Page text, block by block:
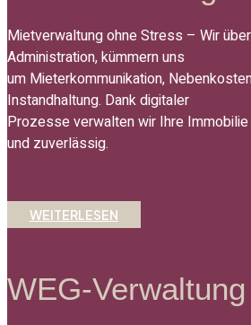
Mietverwaltung ohne Stress – Wir
Administration, kümmern uns
um Mieterkommunikation,
Instandhaltung. Dank digitaler
Prozesse verwalten wir Ihre
und zuverlässig.
WEITERLESEN
WEG-Verwaltung